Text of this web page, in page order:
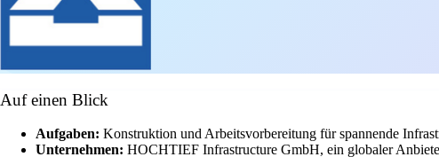
Auf einen Blick
Aufgaben: Konstruktion und Arbeitsvorbereitung für spannende
Unternehmen: HOCHTIEF Infrastructure GmbH, ein globaler